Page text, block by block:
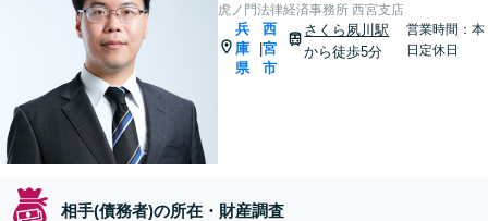
虎ノ門法律経済事務所 西宮支店
兵
庫
県
|
西
宮
市
さくら夙川駅
から徒歩5分
営業時間：本
日定休日
相手(債務者)の所在・財産調査